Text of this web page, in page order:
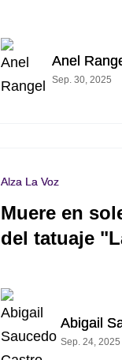
Anel
Sep. 30, 2025
Alza La Voz
Muere en
del tatuaje
Abigail
Sep. 24, 2025